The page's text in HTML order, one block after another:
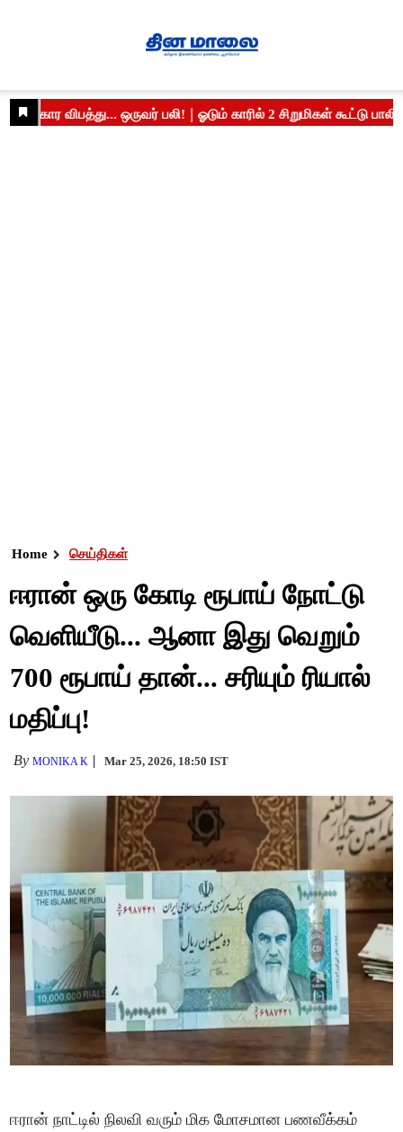
Home செய்திகள்
ஈரான் ஒரு கோடி ரூபாய் நோட்டு
வெளியீடு... ஆனா இது வெறும்
700 ரூபாய் தான்... சரியும் ரியால்
மதிப்பு!
ByMONIKA K Mar 25, 2026, 18:50 IST
ஈரான் நாட்டில் நிலவி வரும் மிக மோசமான பணவீக்கம்